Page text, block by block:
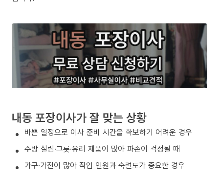
내동 포장이사가 잘 맞는 상황
바쁜 일정으로 이사 준비 시간을 확보하기 어려운 경우
주방 살림·그릇·유리 제품이 많아 파손이 걱정될 때
가구·가전이 많아 작업 인원과 숙련도가 중요한 경우